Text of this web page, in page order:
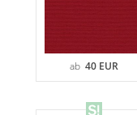
ab 40 EUR